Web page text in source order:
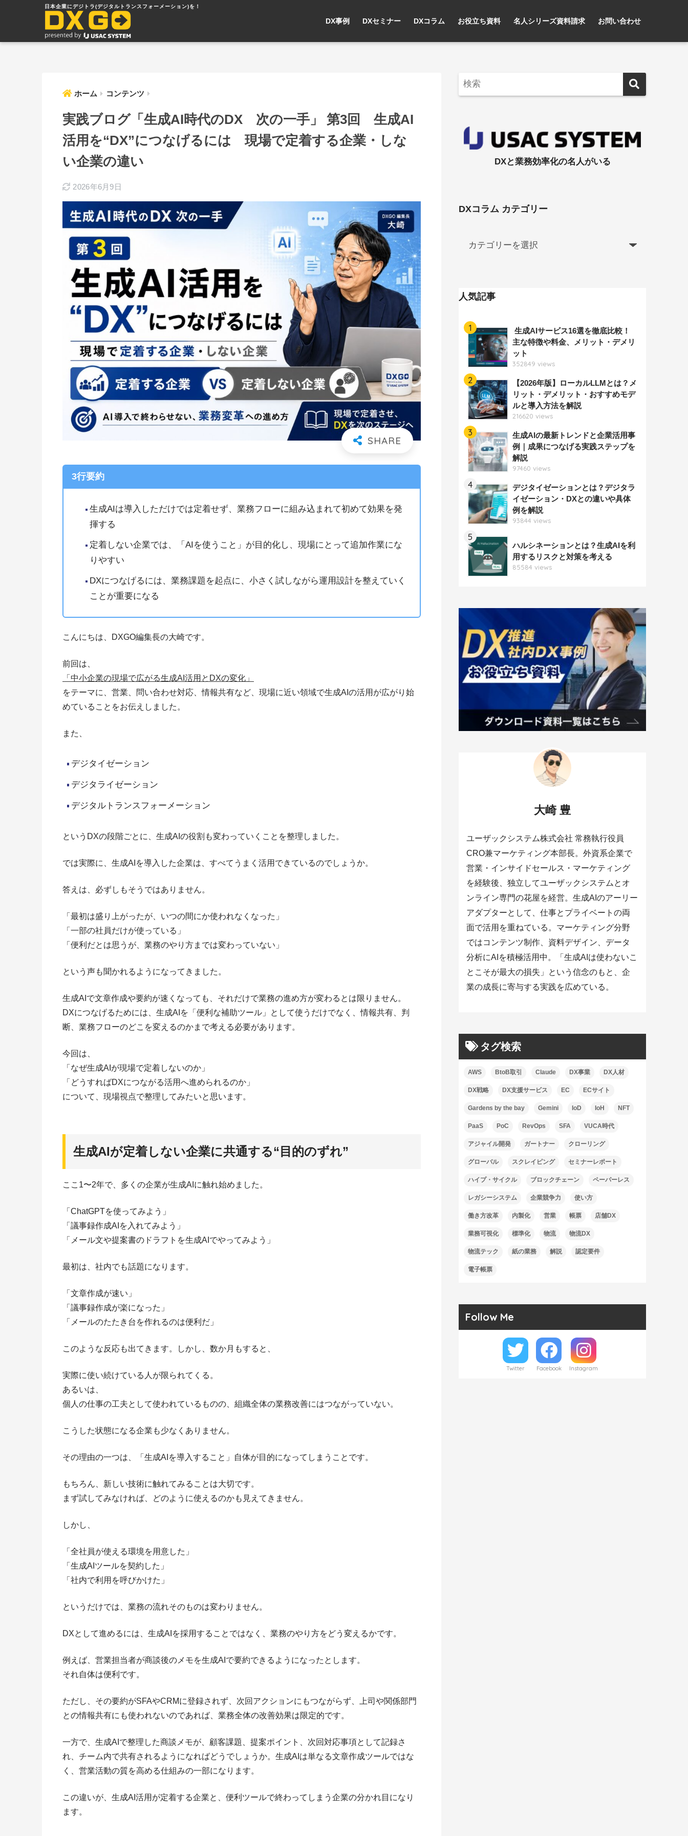
DX事例 DXセミナー DXコラム お役立ち資料 名人シリーズ資料請求 お問い合わせ
ホーム コンテンツ
実践ブログ「生成AI時代のDX 次の一手」 第3回 生成AI
活用を“DX”につなげるには 現場で定着する企業・しな
い企業の違い
2026年6月9日
3行要約
生成AIは導入しただけでは定着せず、業務フローに組み込まれて初めて効果を発
揮する
定着しない企業では、「AIを使うこと」が目的化し、現場にとって追加作業にな
りやすい
DXにつなげるには、業務課題を起点に、小さく試しながら運用設計を整えていく
ことが重要になる
こんにちは、DXGO編集長の大崎です。
前回は、
「中小企業の現場で広がる生成AI活用とDXの変化」
をテーマに、営業、問い合わせ対応、情報共有など、現場に近い領域で生成AIの活用が広がり始
めていることをお伝えしました。
また、
デジタイゼーション
デジタライゼーション
デジタルトランスフォーメーション
というDXの段階ごとに、生成AIの役割も変わっていくことを整理しました。
では実際に、生成AIを導入した企業は、すべてうまく活用できているのでしょうか。
答えは、必ずしもそうではありません。
「最初は盛り上がったが、いつの間にか使われなくなった」
「一部の社員だけが使っている」
「便利だとは思うが、業務のやり方までは変わっていない」
という声も聞かれるようになってきました。
生成AIで文章作成や要約が速くなっても、それだけで業務の進め方が変わるとは限りません。
DXにつなげるためには、生成AIを「便利な補助ツール」として使うだけでなく、情報共有、判
断、業務フローのどこを変えるのかまで考える必要があります。
今回は、
「なぜ生成AIが現場で定着しないのか」
「どうすればDXにつながる活用へ進められるのか」
について、現場視点で整理してみたいと思います。
生成AIが定着しない企業に共通する“目的のずれ”
ここ1〜2年で、多くの企業が生成AIに触れ始めました。
「ChatGPTを使ってみよう」
「議事録作成AIを入れてみよう」
「メール文や提案書のドラフトを生成AIでやってみよう」
最初は、社内でも話題になります。
「文章作成が速い」
「議事録作成が楽になった」
「メールのたたき台を作れるのは便利だ」
このような反応も出てきます。しかし、数か月もすると、
実際に使い続けている人が限られてくる。
あるいは、
個人の仕事の工夫として使われているものの、組織全体の業務改善にはつながっていない。
こうした状態になる企業も少なくありません。
その理由の一つは、「生成AIを導入すること」自体が目的になってしまうことです。
もちろん、新しい技術に触れてみることは大切です。
まず試してみなければ、どのように使えるのかも見えてきません。
しかし、
「全社員が使える環境を用意した」
「生成AIツールを契約した」
「社内で利用を呼びかけた」
というだけでは、業務の流れそのものは変わりません。
DXとして進めるには、生成AIを採用することではなく、業務のやり方をどう変えるかです。
例えば、営業担当者が商談後のメモを生成AIで要約できるようになったとします。
それ自体は便利です。
ただし、その要約がSFAやCRMに登録されず、次回アクションにもつながらず、上司や関係部門
との情報共有にも使われないのであれば、業務全体の改善効果は限定的です。
一方で、生成AIで整理した商談メモが、顧客課題、提案ポイント、次回対応事項として記録さ
れ、チーム内で共有されるようになればどうでしょうか。生成AIは単なる文章作成ツールではな
く、営業活動の質を高める仕組みの一部になります。
この違いが、生成AI活用が定着する企業と、便利ツールで終わってしまう企業の分かれ目になり
ます。
DXと業務効率化の名人がいる
DXコラム カテゴリー
人気記事
1
生成AIサービス16選を徹底比較！
主な特徴や料金、メリット・デメリ
ット
352849 views
2
【2026年版】ローカルLLMとは？メ
リット・デメリット・おすすめモデ
ルと導入方法を解説
216620 views
3
生成AIの最新トレンドと企業活用事
例｜成果につなげる実践ステップを
解説
97460 views
4
デジタイゼーションとは？デジタラ
イゼーション・DXとの違いや具体
例を解説
93844 views
5
ハルシネーションとは？生成AIを利
用するリスクと対策を考える
85584 views
大崎 豊
ユーザックシステム株式会社 常務執行役員
CRO兼マーケティング本部長。外資系企業で
営業・インサイドセールス・マーケティング
を経験後、独立してユーザックシステムとオ
ンライン専門の花屋を経営。生成AIのアーリー
アダプターとして、仕事とプライベートの両
面で活用を重ねている。マーケティング分野
ではコンテンツ制作、資料デザイン、データ
分析にAIを積極活用中。「生成AIは使わないこ
とこそが最大の損失」という信念のもと、企
業の成長に寄与する実践を広めている。
タグ検索
AWS BtoB取引 Claude DX事業 DX人材
DX戦略 DX支援サービス EC ECサイト
Gardens by the bay Gemini IoD IoH NFT
PaaS PoC RevOps SFA VUCA時代
アジャイル開発 ガートナー クローリング
グローバル スクレイピング セミナーレポート
ハイプ・サイクル ブロックチェーン ペーパーレス
レガシーシステム 企業競争力 使い方
働き方改革 内製化 営業 帳票 店舗DX
業務可視化 標準化 物流 物流DX
物流テック 紙の業務 解説 認定要件
電子帳票
Follow Me
Twitter Facebook Instagram